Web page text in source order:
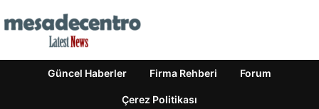
Güncel Haberler Firma Rehberi Forum
Çerez Politikası